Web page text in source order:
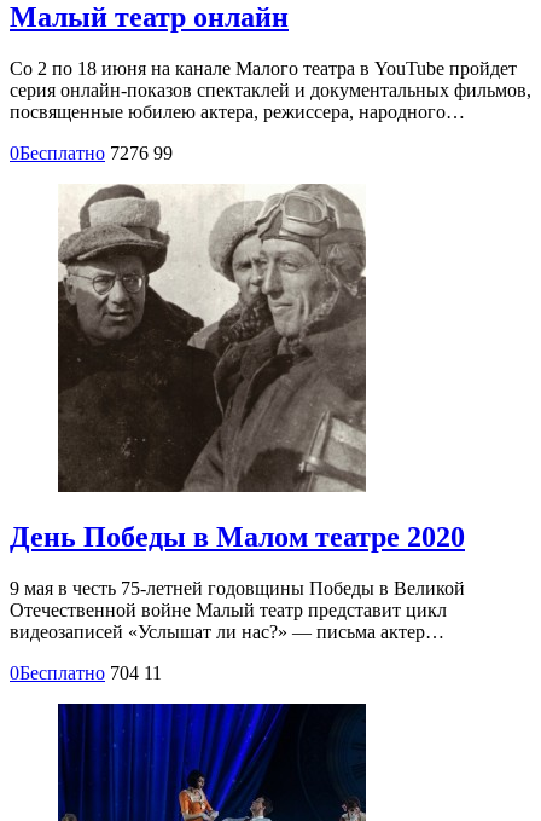
Малый театр онлайн
Со 2 по 18 июня на канале Малого театра в YouTube пройдет
серия онлайн-показов спектаклей и документальных фильмов,
посвященные юбилею актера, режиссера, народного…
0Бесплатно 7276 99
День Победы в Малом театре 2020
9 мая в честь 75-летней годовщины Победы в Великой
Отечественной войне Малый театр представит цикл
видеозаписей «Услышат ли нас?» — письма актер…
0Бесплатно 704 11